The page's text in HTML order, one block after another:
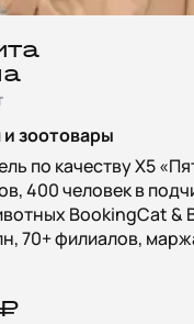
зоотовары
по качеству X5
400 человек в
BookingCat &
70+ филиалов,